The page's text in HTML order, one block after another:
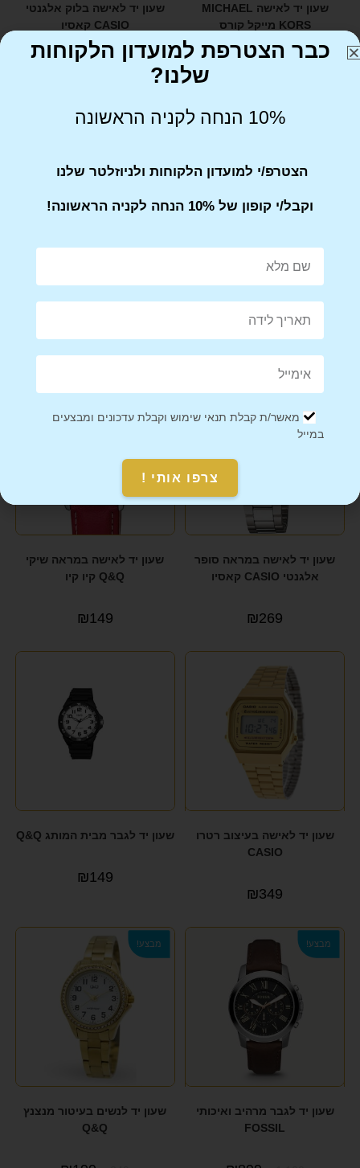
שעון יד לאישה MICHAEL
KORS מייקל קורס
שעון יד לאישה בלוק אלגנטי
CASIO קאסיו
₪
שעון יד לאישה בלוק ורדרד
מיוחד Q&Q
₪149
מבצע!
שעון יד לאישה בלוק עסקי Q&Q
שעון יד לאישה במראה סופר
אלגנטי CASIO קאסיו
₪269
שעון יד לאישה במראה שיקי
Q&Q קיו קיו
₪149
שעון יד לאישה בעיצוב רטרו
CASIO
₪349
שעון יד לגבר מבית המותג Q&Q
₪149
מבצע!
שעון יד לגבר מרהיב ואיכותי
FOSSIL
מבצע!
שעון יד לנשים בעיטור מנצנץ
Q&Q
כבר הצטרפת למועדון הלקוחות
שלנו?
10% הנחה לקניה הראשונה
הצטרפ/י למועדון הלקוחות ולניוזלטר שלנו
וקבל/י קופון של 10% הנחה לקניה הראשונה!
מאשר/ת קבלת תנאי שימוש וקבלת עדכונים ומבצעים
במייל
צרפו אותי !